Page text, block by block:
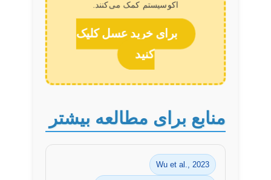
اکوسیستم کمک می‌کنند.
برای خرید عسل کلیک
کنید
منابع برای مطالعه بیشتر
Wu et al., 2023